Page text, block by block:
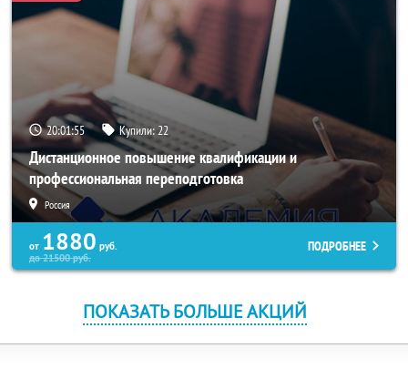
20:01:54 Купили:22
Дистанционное повышение квалификации и
профессиональная переподготовка
Россия
от 1880 руб.
до21500руб.
ПОДРОБНЕЕ
ПОКАЗАТЬ БОЛЬШЕ АКЦИЙ